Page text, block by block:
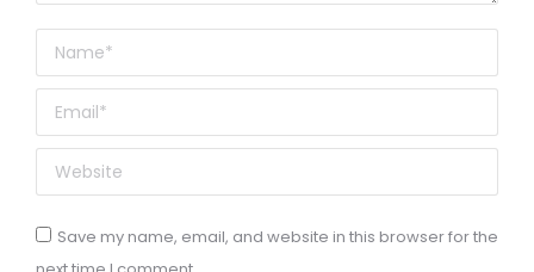
Name *
Email *
Website
Save my name, email, and website in this browser for the